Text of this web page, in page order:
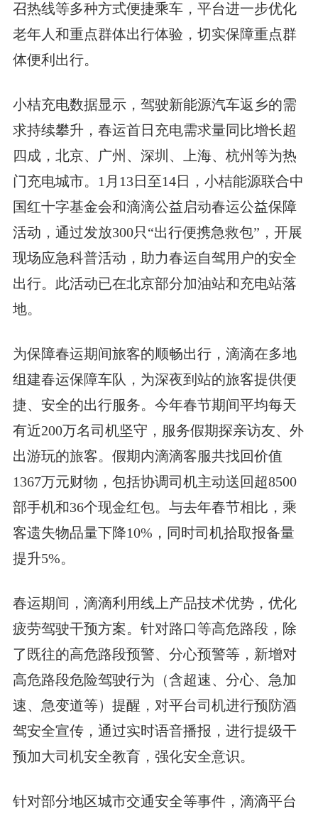
召热线等多种方式便捷乘车，平台进一步优化
老年人和重点群体出行体验，切实保障重点群
体便利出行。
小桔充电数据显示，驾驶新能源汽车返乡的需
求持续攀升，春运首日充电需求量同比增长超
四成，北京、广州、深圳、上海、杭州等为热
门充电城市。1月13日至14日，小桔能源联合中
国红十字基金会和滴滴公益启动春运公益保障
活动，通过发放300只“出行便携急救包”，开展
现场应急科普活动，助力春运自驾用户的安全
出行。此活动已在北京部分加油站和充电站落
地。
为保障春运期间旅客的顺畅出行，滴滴在多地
组建春运保障车队，为深夜到站的旅客提供便
捷、安全的出行服务。今年春节期间平均每天
有近200万名司机坚守，服务假期探亲访友、外
出游玩的旅客。假期内滴滴客服共找回价值
1367万元财物，包括协调司机主动送回超8500
部手机和36个现金红包。与去年春节相比，乘
客遗失物品量下降10%，同时司机拾取报备量
提升5%。
春运期间，滴滴利用线上产品技术优势，优化
疲劳驾驶干预方案。针对路口等高危路段，除
了既往的高危路段预警、分心预警等，新增对
高危路段危险驾驶行为（含超速、分心、急加
速、急变道等）提醒，对平台司机进行预防酒
驾安全宣传，通过实时语音播报，进行提级干
预加大司机安全教育，强化安全意识。
针对部分地区城市交通安全等事件，滴滴平台